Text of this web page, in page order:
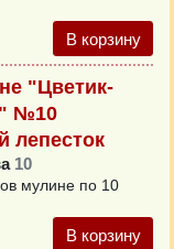
В корзину
"Цветик-
№10
лепесток
10
мулине по 10
В корзину